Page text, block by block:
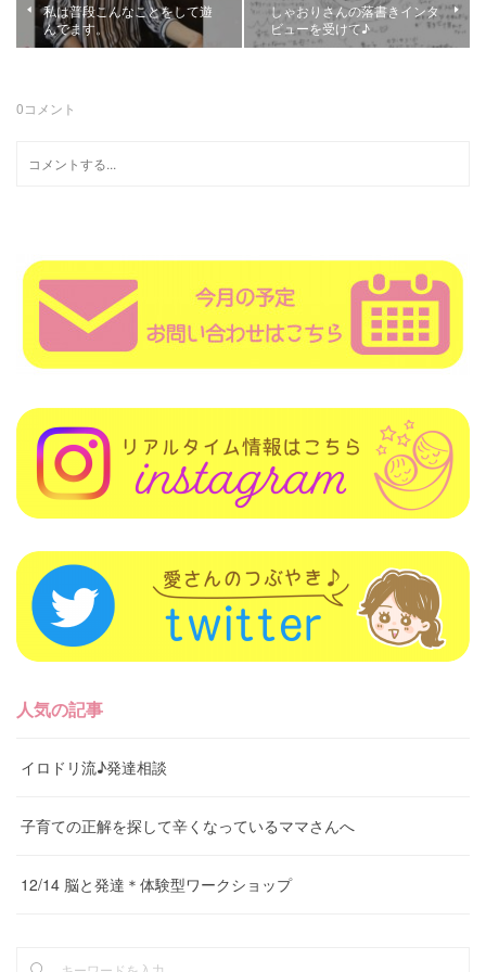
私は普段こんなことをして遊
んでます。
しゃおりさんの落書きインタ
ビューを受けて♪
0コメント
人気の記事
イロドリ流♪発達相談
子育ての正解を探して辛くなっているママさんへ
12/14 脳と発達＊体験型ワークショップ